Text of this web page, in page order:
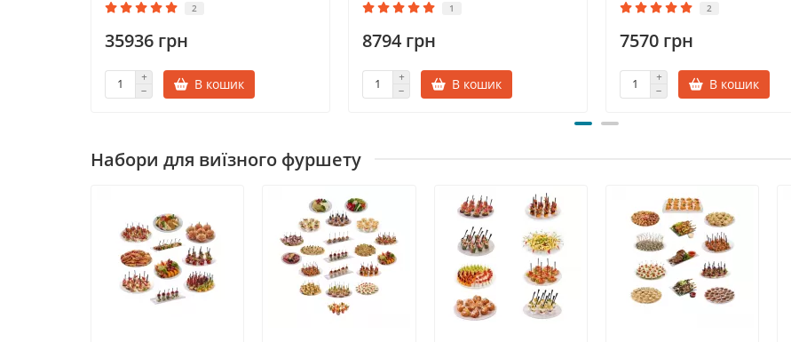
2
35936 грн
В кошик
1
8794 грн
В кошик
2
7570 грн
В кошик
Набори для виїзного фуршету